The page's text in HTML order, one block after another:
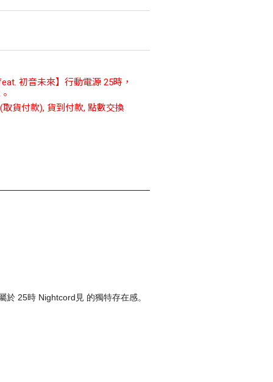
初音未來】行動電源 25時，
貨付款), 貨到付款, 點數交換
25時 Nightcord見 的獨特存在感。